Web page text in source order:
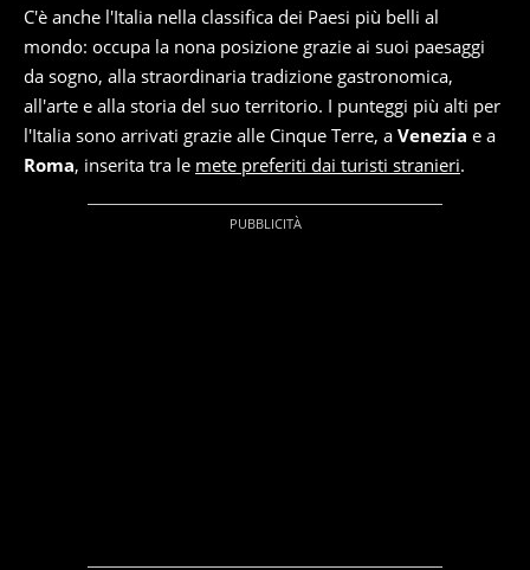
C'è anche l'Italia nella classifica dei Paesi più belli al
mondo: occupa la nona posizione grazie ai suoi paesaggi
da sogno, alla straordinaria tradizione gastronomica,
all'arte e alla storia del suo territorio. I punteggi più alti per
l'Italia sono arrivati grazie alle Cinque Terre, a Venezia e a
Roma, inserita tra le mete preferiti dai turisti stranieri.